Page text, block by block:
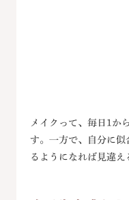
メイクって、毎日1か
す。一方で、自分に似
るようになれば見違え